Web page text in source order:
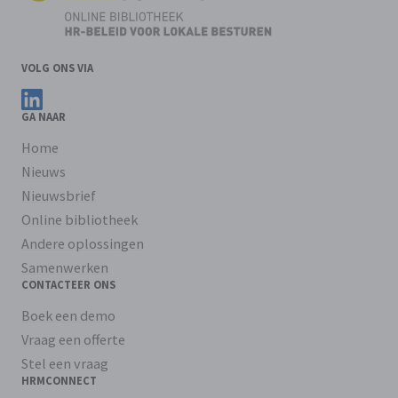
VOLG ONS VIA
Volg ons op LinkedIn
GA NAAR
Home
Nieuws
Nieuwsbrief
Online bibliotheek
Andere oplossingen
Samenwerken
CONTACTEER ONS
Boek een demo
Vraag een offerte
Stel een vraag
HRMCONNECT